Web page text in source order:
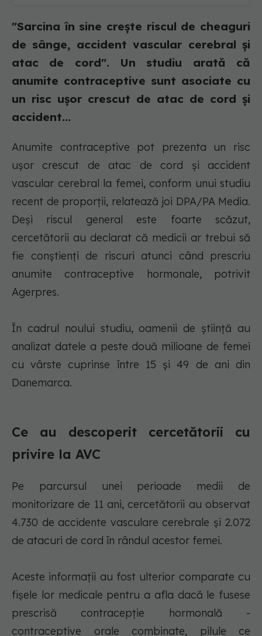
"Sarcina în sine creşte riscul de cheaguri
de sânge, accident vascular cerebral şi
atac de cord". Un studiu arată că
anumite contraceptive sunt asociate cu
un risc uşor crescut de atac de cord şi
accident...
Anumite contraceptive pot prezenta un risc
uşor crescut de atac de cord şi accident
vascular cerebral la femei, conform unui studiu
recent de proporţii, relatează joi DPA/PA Media.
Deşi riscul general este foarte scăzut,
cercetătorii au declarat că medicii ar trebui să
fie conştienţi de riscuri atunci când prescriu
anumite contraceptive hormonale, potrivit
Agerpres.
În cadrul noului studiu, oamenii de ştiinţă au
analizat datele a peste două milioane de femei
cu vârste cuprinse între 15 şi 49 de ani din
Danemarca.
Ce au descoperit cercetătorii cu
privire la AVC
Pe parcursul unei perioade medii de
monitorizare de 11 ani, cercetătorii au observat
4.730 de accidente vasculare cerebrale şi 2.072
de atacuri de cord în rândul acestor femei.
Aceste informaţii au fost ulterior comparate cu
fişele lor medicale pentru a afla dacă le fusese
prescrisă contracepţie hormonală -
contraceptive orale combinate, pilule ce